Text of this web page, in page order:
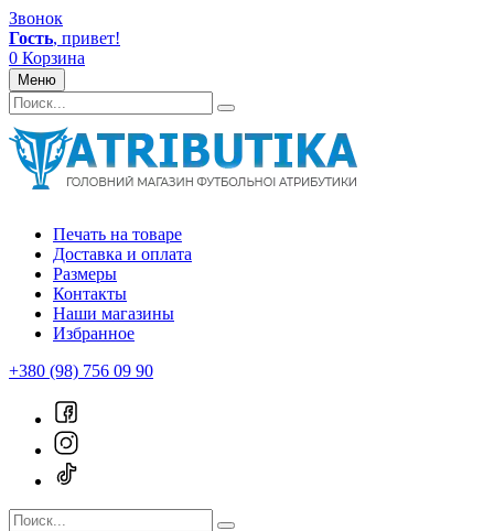
Звонок
Гость, привет!
0 Корзина
Меню
Печать на товаре
Доставка и оплата
Размеры
Контакты
Наши магазины
Избранное
+380 (98) 756 09 90